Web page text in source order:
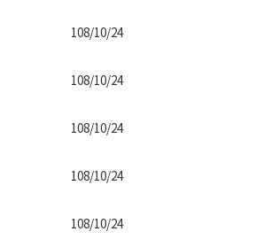
108/10/24
108/10/24
108/10/24
108/10/24
108/10/24